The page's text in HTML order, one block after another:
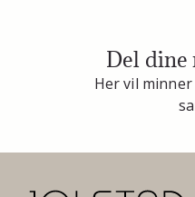
Del
Her vil